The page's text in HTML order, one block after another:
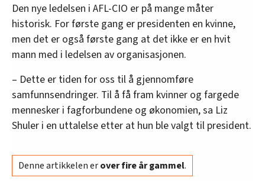
Den nye ledelsen i AFL-CIO er på mange måter
historisk. For første gang er presidenten en kvinne,
men det er også første gang at det ikke er en hvit
mann med i ledelsen av organisasjonen.
– Dette er tiden for oss til å gjennomføre
samfunnsendringer. Til å få fram kvinner og fargede
mennesker i fagforbundene og økonomien, sa Liz
Shuler i en uttalelse etter at hun ble valgt til president.
Denne artikkelen erover fire år gammel.